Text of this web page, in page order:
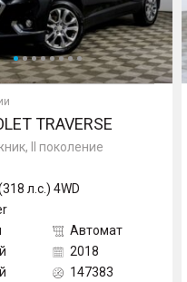
TRAVERSE
II поколение
л.с.) 4WD
Автомат
2018
147383